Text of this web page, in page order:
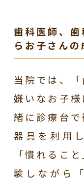
歯科医師、
らお子さん
当院では、
嫌いなお子
緒に診療台
器具を利用
「慣れるこ
験しながら